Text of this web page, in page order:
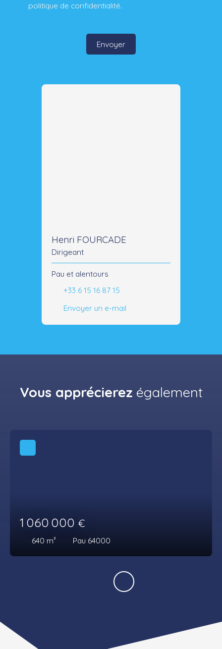
politique de confidentialité.
Envoyer
Henri FOURCADE
Dirigeant
Pau et alentours
+33 6 15 16 87 15
Envoyer un e-mail
Vous apprécierez également
1 060 000 €
640 m² Pau 64000